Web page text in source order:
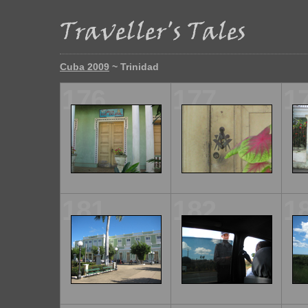
Cuba 2009 ~ Trinidad
176 177
181 182